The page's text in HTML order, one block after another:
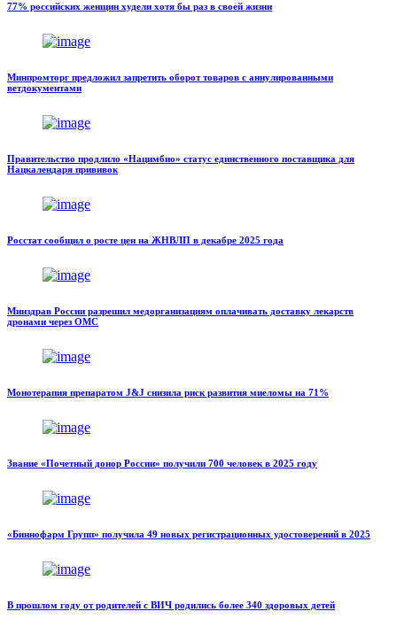
77% российских женщин худели хотя бы раз в своей жизни
Минпромторг предложил запретить оборот товаров с аннулированными
ветдокументами
Правительство продлило «Нацимбио» статус единственного поставщика для
Нацкалендаря прививок
Росстат сообщил о росте цен на ЖНВЛП в декабре 2025 года
Минздрав России разрешил медорганизациям оплачивать доставку лекарств
дронами через ОМС
Монотерапия препаратом J&J снизила риск развития миеломы на 71%
Звание «Почетный донор России» получили 700 человек в 2025 году
«Биннофарм Групп» получила 49 новых регистрационных удостоверений в 2025
В прошлом году от родителей с ВИЧ родились более 340 здоровых детей